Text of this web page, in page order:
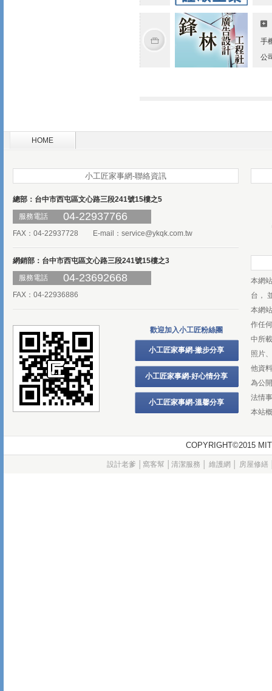
手
公
HOME
小工匠家事網-聯絡資訊
總部：台中市西屯區文心路三段241號15樓之5
服務電話
04-22937766
FAX：04-22937728 E-mail： service@ykqk.com.tw
網銷部：台中市西屯區文心路三段241號15樓之3
服務電話
04-23692668
FAX：04-22936886
歡迎加入小工匠粉絲團
小工匠家事網-撇步分享
小工匠家事網-好心情分享
小工匠家事網-溫馨分享
本網
台，
本網
作任
中所
照片
他資
為公
法情
本站
COPYRIGHT©2015
設計老爹 窩客幫 清潔服務 維護網 房屋修繕